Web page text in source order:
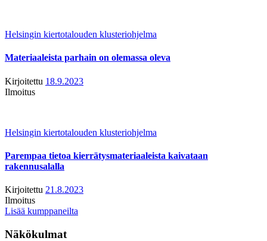
Helsingin kiertotalouden klusteriohjelma
Materiaaleista parhain on olemassa oleva
Kirjoitettu 18.9.2023
Ilmoitus
Helsingin kiertotalouden klusteriohjelma
Parempaa tietoa kierrätysmateriaaleista kaivataan
rakennusalalla
Kirjoitettu 21.8.2023
Ilmoitus
Lisää kumppaneilta
Näkökulmat